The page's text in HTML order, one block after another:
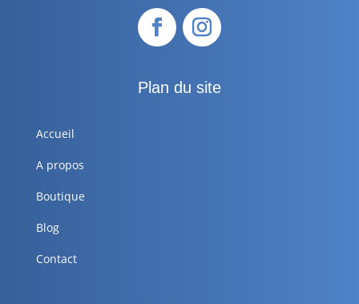
Plan du site
Accueil
A propos
Boutique
Blog
Contact